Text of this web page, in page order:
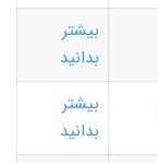
بیشتر
بدانید
بیشتر
بدانید